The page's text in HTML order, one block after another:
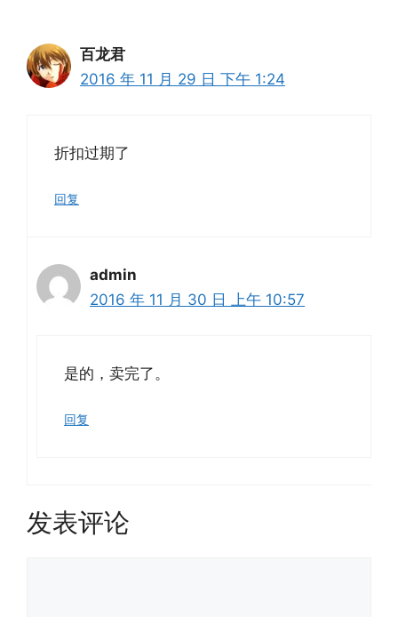
百龙君
2016 年 11 月 29 日 下午 1:24
折扣过期了
回复
admin
2016 年 11 月 30 日 上午 10:57
是的，卖完了。
回复
发表评论